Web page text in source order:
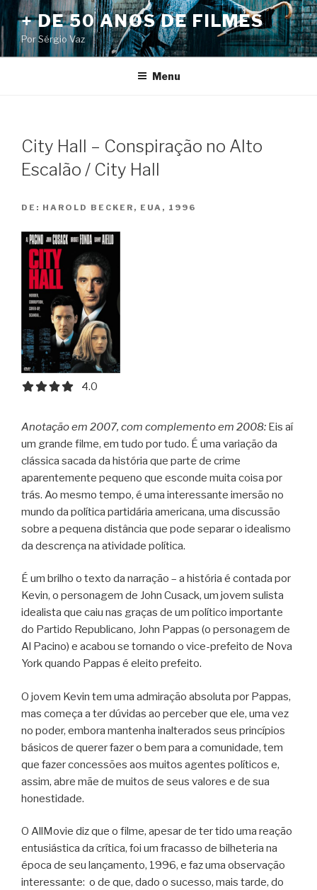
Pular
para
o
conteúdo
+ DE 50 ANOS DE FILMES
Por Sérgio Vaz
Menu
City Hall – Conspiração no Alto
Escalão / City Hall
DE: HAROLD BECKER, EUA, 1996
4.0 out of 5.0 stars
4.0
Anotação em 2007, com complemento em 2008: Eis aí
um grande filme, em tudo por tudo. É uma variação da
clássica sacada da história que parte de crime
aparentemente pequeno que esconde muita coisa por
trás. Ao mesmo tempo, é uma interessante imersão no
mundo da política partidária americana, uma discussão
sobre a pequena distância que pode separar o idealismo
da descrença na atividade política.
É um brilho o texto da narração – a história é contada por
Kevin, o personagem de John Cusack, um jovem sulista
idealista que caiu nas graças de um político importante
do Partido Republicano, John Pappas (o personagem de
Al Pacino) e acabou se tornando o vice-prefeito de Nova
York quando Pappas é eleito prefeito.
O jovem Kevin tem uma admiração absoluta por Pappas,
mas começa a ter dúvidas ao perceber que ele, uma vez
no poder, embora mantenha inalterados seus princípios
básicos de querer fazer o bem para a comunidade, tem
que fazer concessões aos muitos agentes políticos e,
assim, abre mãe de muitos de seus valores e de sua
honestidade.
O AllMovie diz que o filme, apesar de ter tido uma reação
entusiástica da crítica, foi um fracasso de bilheteria na
época de seu lançamento, 1996, e faz uma observação
interessante: o de que, dado o sucesso, mais tarde, do